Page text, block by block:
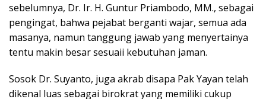
sebelumnya, Dr. Ir. H. Guntur Priambodo, MM., sebagai
pengingat, bahwa pejabat berganti wajar, semua ada
masanya, namun tanggung jawab yang menyertainya
tentu makin besar sesuaii kebutuhan jaman.
Sosok Dr. Suyanto, juga akrab disapa Pak Yayan telah
dikenal luas sebagai birokrat yang memiliki cukup